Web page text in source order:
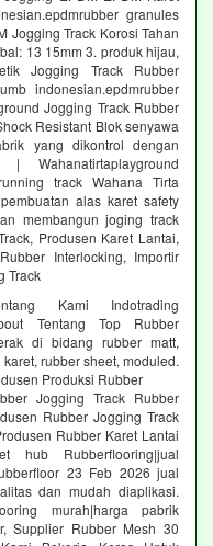
granules
Jogging Track Korosi Tahan
13 15mm 3. produk hijau,
Jogging Track Rubber
indonesian.epdmrubber
Jogging Track Rubber
Resistant Blok senyawa
yang dikontrol dengan
track Wahana Tirta
alas karet safety
membangun joging track
Produsen Karet Lantai,
Interlocking, Importir
Track
Kami Indotrading
Tentang Top Rubber
di bidang rubber matt,
rubber sheet, moduled.
Produksi Rubber
Jogging Track Rubber
Rubber Jogging Track
Rubber Karet Lantai
hub Rubberflooring|jual
23 Feb 2026 jual
dan mudah diaplikasi.
murah|harga pabrik
Supplier Rubber Mesh 30